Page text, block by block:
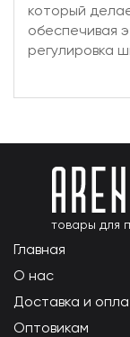
который
обеспечивая
регулировка
товары для
Главная
О нас
Доставка и
Оптовикам